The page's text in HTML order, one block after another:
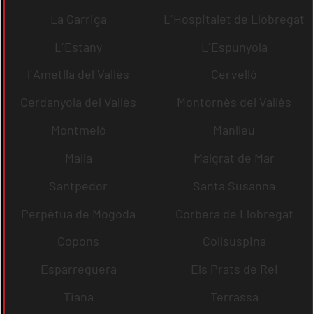
La Garriga
L´Hospitalet de Llobregat
L´Estany
L´Espunyola
l´Ametlla del Vallès
Cervelló
Cerdanyola del Vallès
Montornès del Vallès
Montmeló
Manlleu
Malla
Malgrat de Mar
Santpedor
Santa Susanna
Perpètua de Mogoda
Corbera de Llobregat
Copons
Collsuspina
Esparreguera
Els Prats de Rei
Tiana
Terrassa